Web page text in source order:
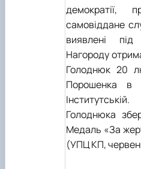
самовіддане
виявлені
Нагороду
Голоднюк 20
Порошенка в
Голоднюка
Медаль «За
(УПЦ КП,